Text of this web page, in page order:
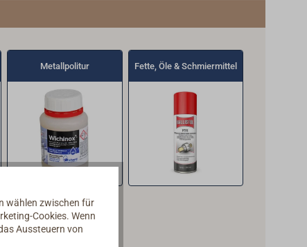
Metallpolitur Fette, Öle & Schmiermittel
wählen zwischen für
Cookies. Wenn
Aussteuern von